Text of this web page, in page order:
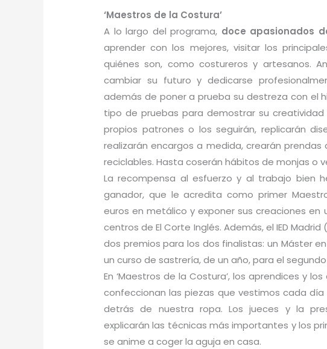
‘Maestros de la Costura’
A lo largo del programa, doce apasionados
aprender con los mejores, visitar los
quiénes son, como costureros y artesanos.
cambiar su futuro y dedicarse
además de poner a prueba su destreza con el
tipo de pruebas para demostrar su creatividad
propios patrones o los seguirán, replicarán
realizarán encargos a medida, crearán
reciclables. Hasta coserán hábitos de monjas o
La recompensa al esfuerzo y al trabajo bien
ganador, que le acredita como primer
euros en metálico y exponer sus creaciones
centros de El Corte Inglés. Además, el IED
dos premios para los dos finalistas: un Máster
un curso de sastrería, de un año, para el
En ‘Maestros de la Costura’, los aprendices y
confeccionan las piezas que vestimos cada
detrás de nuestra ropa. Los jueces y la
explicarán las técnicas más importantes y los
se anime a coger la aguja en casa.